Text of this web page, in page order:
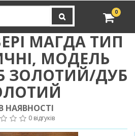
0
МАГДА ТИП
МОДЕЛЬ
ЗОЛОТИЙ/ДУБ
НАЯВНОСТІ
0 відгуків